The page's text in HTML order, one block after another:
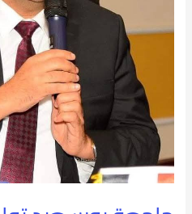
والمصانع
المتميزة
ورئيس
الجامعة
يثنى
على